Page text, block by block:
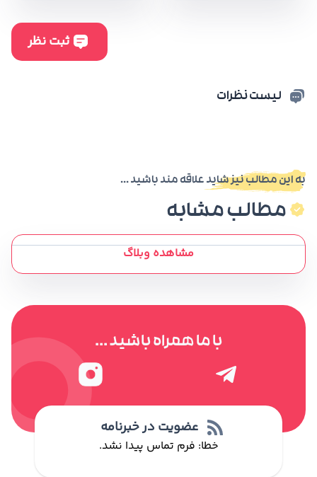
لیست نظرات
به این مطالب نیز شاید علاقه مند باشید ...
مطالب مشابه
مشاهده وبلاگ
با ما همراه باشید ...
عضویت در خبرنامه
خطا: فرم تماس پیدا نشد.